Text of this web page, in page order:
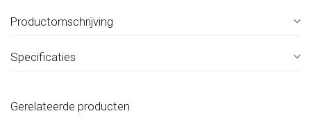
Productomschrijving
Specificaties
Gerelateerde producten